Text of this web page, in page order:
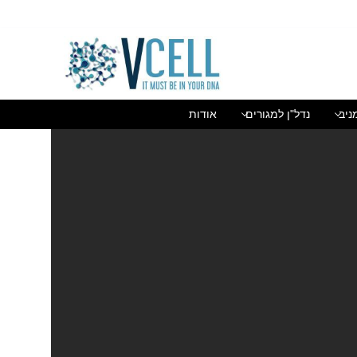
אודות נדל"ן למגורים